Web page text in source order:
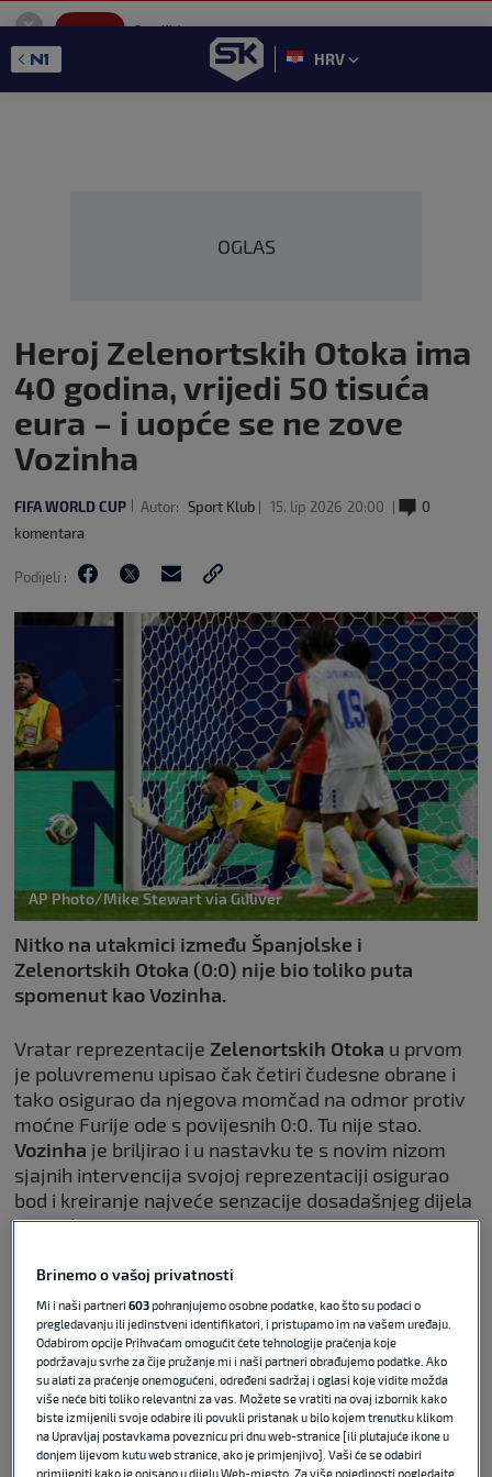
SportKlub
GET - On the Google Play
HRV
OGLAS
Heroj Zelenortskih Otoka ima
40 godina, vrijedi 50 tisuća
eura – i uopće se ne zove
Vozinha
FIFA WORLD CUP Autor: Sport Klub 15. lip 2026 20:00
0
komentara
Podijeli :
AP Photo/Mike Stewart via Guliver
Nitko na utakmici između Španjolske i
Zelenortskih Otoka (0:0) nije bio toliko puta
spomenut kao Vozinha.
Vratar reprezentacije Zelenortskih Otoka u prvom
je poluvremenu upisao čak četiri čudesne obrane i
tako osigurao da njegova momčad na odmor protiv
moćne Furije ode s povijesnih 0:0. Tu nije stao.
Vozinha je briljirao i u nastavku te s novim nizom
sjajnih intervencija svojoj reprezentaciji osigurao
bod i kreiranje najveće senzacije dosadašnjeg dijela
Svjetskog prvenstva.
Jedna od najvećih senzacija u
povijesti SP-a: Španjolska kiksala
protiv afričkog debitanta
FIFA WORLD CUP 15. lip 2026 0
Brinemo o vašoj privatnosti
Mi i naši partneri603pohranjujemo osobne podatke, kao što su podaci o
pregledavanju ili jedinstveni identifikatori, i pristupamo im na vašem uređaju.
Odabirom opcije Prihvaćam omogućit ćete tehnologije praćenja koje
podržavaju svrhe za čije pružanje mi i naši partneri obrađujemo podatke. Ako
su alati za praćenje onemogućeni, određeni sadržaj i oglasi koje vidite možda
više neće biti toliko relevantni za vas. Možete se vratiti na ovaj izbornik kako
biste izmijenili svoje odabire ili povukli pristanak u bilo kojem trenutku klikom
na Upravljaj postavkama poveznicu pri dnu web-stranice [ili plutajuće ikone u
donjem lijevom kutu web stranice, ako je primjenjivo]. Vaši će se odabiri
primijeniti kako je opisano u dijelu Web-mjesto. Za više pojedinosti pogledajte